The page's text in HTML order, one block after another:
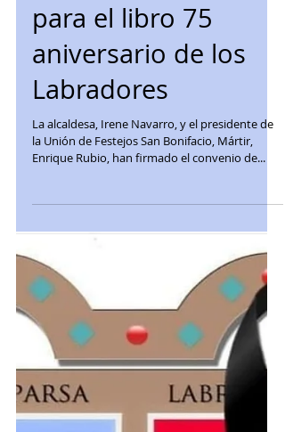
para el libro 75
aniversario de los
Labradores
La alcaldesa, Irene Navarro, y el presidente de
la Unión de Festejos San Bonifacio, Mártir,
Enrique Rubio, han firmado el convenio de...